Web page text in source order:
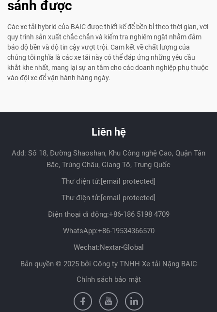
sánh được
Các xe tải hybrid của BAIC được thiết kế để bền bỉ theo thời gian, với
quy trình sản xuất chắc chắn và kiểm tra nghiêm ngặt nhằm đảm
bảo độ bền và độ tin cậy vượt trội. Cam kết về chất lượng của
chúng tôi nghĩa là các xe tải này có thể đáp ứng những yêu cầu
khắt khe nhất, mang lại sự an tâm cho các doanh nghiệp phụ thuộc
vào đội xe để vận hành hàng ngày.
Liên hệ
Add: Số 18, Đường Shaoshan, Khu Công nghệ Cao, Quận Tân
Bắc, Trùng Châu, Giang Tô, Trung Quốc
Thư điện tử:[email protected]
Thư điện tử:[email protected]
Điện thoại di động:+86-186 5198 4709
WhatsApp:+86-19534366570
Wechat:Nextar-Global
Bản quyền © 2025 bởi Công ty TNHH Xe tải Nặng BAIC
Chính sách bảo mật